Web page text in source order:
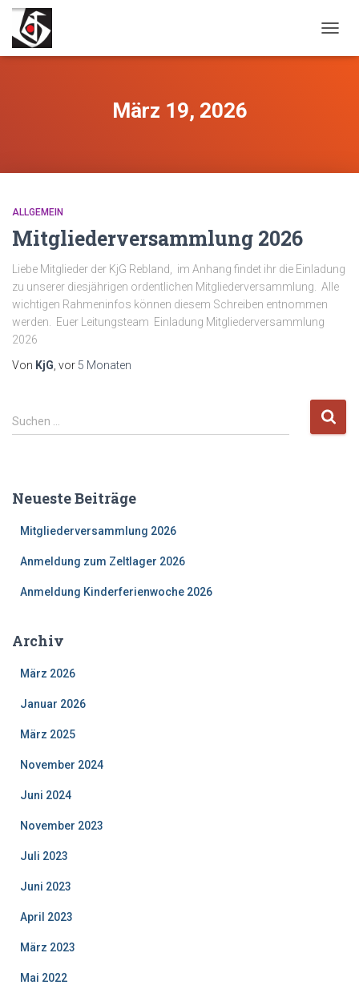
März 19, 2026
ALLGEMEIN
Mitgliederversammlung 2026
Liebe Mitglieder der KjG Rebland, im Anhang findet ihr die Einladung
zu unserer diesjährigen ordentlichen Mitgliederversammlung. Alle
wichtigen Rahmeninfos können diesem Schreiben entnommen
werden. Euer Leitungsteam Einladung Mitgliederversammlung
2026
Von KjG , vor 5 Monaten
S
u
n
Suchen …
Neueste Beiträge
Mitgliederversammlung 2026
Anmeldung zum Zeltlager 2026
Anmeldung Kinderferienwoche 2026
Archiv
März 2026
Januar 2026
März 2025
November 2024
Juni 2024
November 2023
Juli 2023
Juni 2023
April 2023
März 2023
Mai 2022